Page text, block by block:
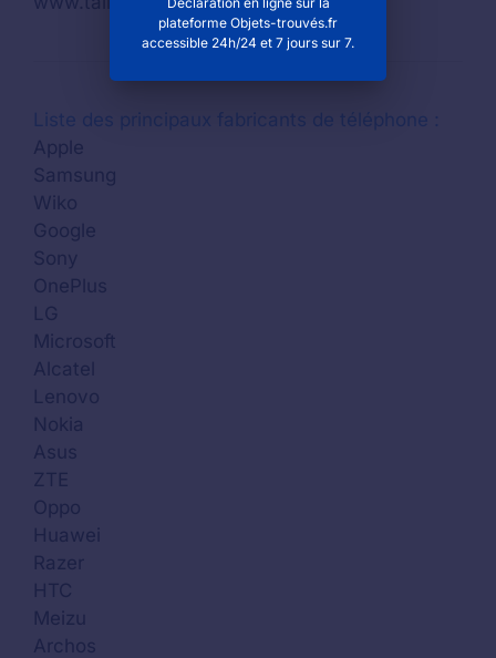
Liste des principaux fabricants de téléphone :
Apple
Samsung
Wiko
Google
Sony
OnePlus
LG
Microsoft
Alcatel
Lenovo
Nokia
Asus
ZTE
Oppo
Huawei
Razer
HTC
Meizu
Archos
plateforme Objets-trouvés.fr
accessible 24h/24 et 7 jours sur 7.